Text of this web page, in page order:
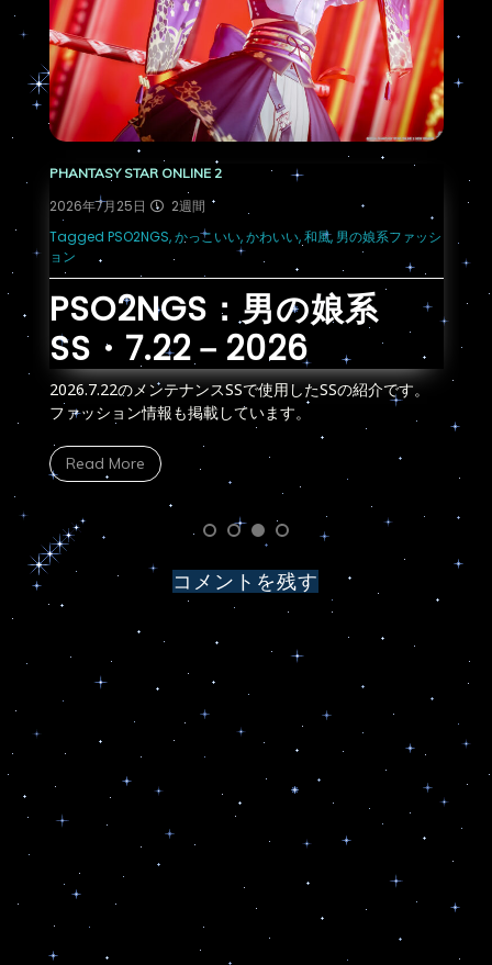
PHANTASY STAR ONLINE 2
2026年7月25日
2週間
Tagged PSO2NGS,かっこいい,かわいい,和風, 男の娘系ファッシ
ョン
PSO2NGS：男の娘系
SS・7.22－2026
2026.7.22のメンテナンスSSで使用したSSの紹介です。
ファッション情報も掲載しています。
Read More
コメントを残す